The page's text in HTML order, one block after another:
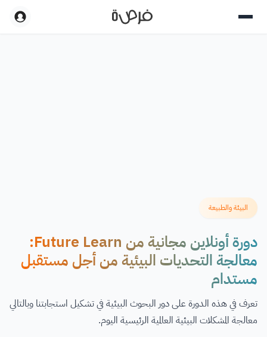
البيئة والطبيعة
دورة أونلاين مجانية من Future Learn:
معالجة التحديات البيئية من أجل مستقبل
مستدام
تعرف في هذه الدورة على دور البحوث البيئية في تشكيل استجابتنا وبالتالي
معالجة المشكلات البيئية العالمية الرئيسية اليوم.